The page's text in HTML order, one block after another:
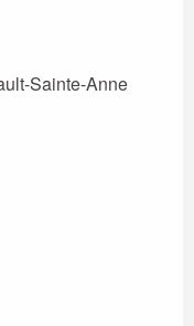
Sainte-Anne